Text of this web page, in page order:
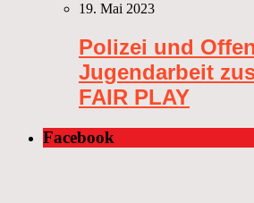
19. Mai 2023
Polizei und
Jugendarbeit
FAIR PLAY
Facebook